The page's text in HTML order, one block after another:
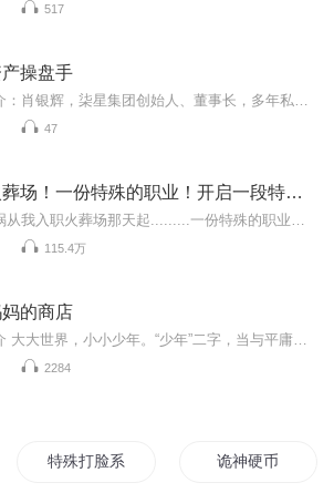
517
操盘手
47
祸起火葬场！一份特殊的职业！开启一段特殊旅程
115.4万
的商店
2284
特殊打脸系统 诡神硬币